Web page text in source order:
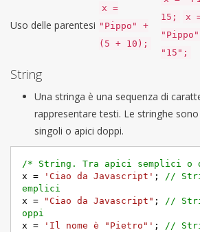
Uso delle parentesi
x =
"Pippo" +
(5 + 10);
15;
x
"15";
String
Una stringa è una sequenza di
rappresentare testi. Le stringhe
singoli o apici doppi.
/* String. Tra apici semplici o
x =
'Ciao da Javascript' ; //
emplici
x =
"Ciao da Javascript" ; //
oppi
x =
'Il nome è "Pietro"' ; //